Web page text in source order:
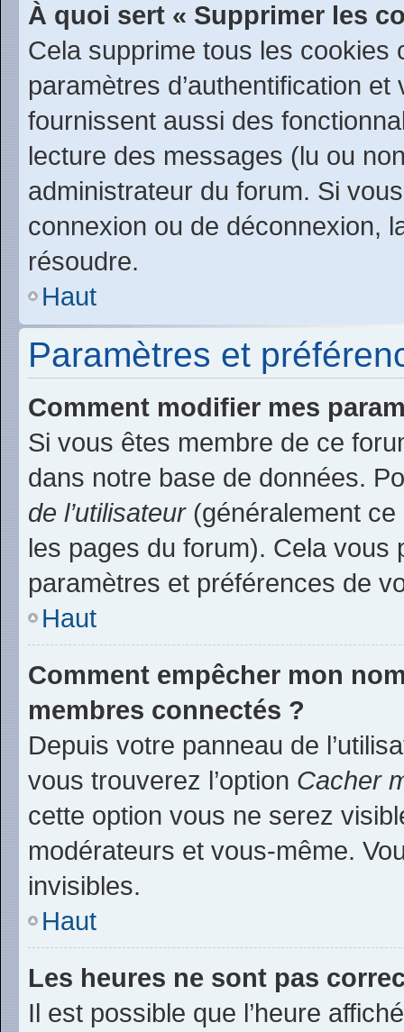
À quoi sert « Supprimer les
Cela supprime tous les
paramètres d’authentification
fournissent aussi des
lecture des messages (lu ou
administrateur du forum. Si
connexion ou de déconnexion,
résoudre.
Haut
Paramètres et
Comment modifier mes
Si vous êtes membre de ce
dans notre base de données.
de l’utilisateur(généralement ce
les pages du forum). Cela vous
paramètres et préférences de
Haut
Comment empêcher mon
membres connectés ?
Depuis votre panneau de
vous trouverez l’option Cacher
cette option vous ne serez
modérateurs et vous-même.
invisibles.
Haut
Les heures ne sont pas
Il est possible que l’heure